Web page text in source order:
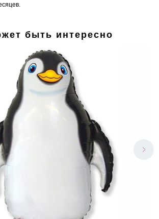
быть интересно